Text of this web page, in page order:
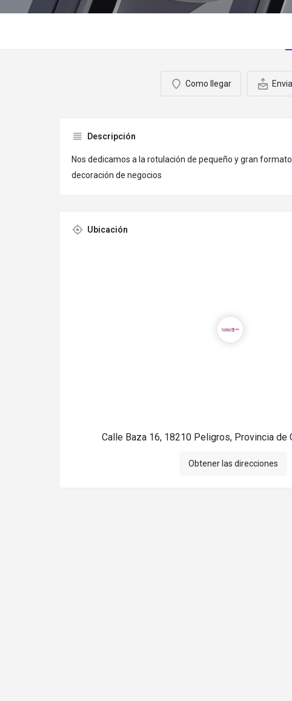
Como llegar
Descripción
Nos dedicamos a la rotulación de pequeño y gran
decoración de negocios
Ubicación
Calle Baza 16, 18210 Peligros, Provincia de
Obtener las direcciones